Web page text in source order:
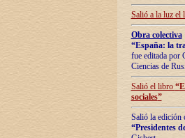
Salió a la luz el
Obra colectiva
“España: la
fue editada por
Ciencias de
Salió el libro “
sociales”
Salió la edición
“Presidentes